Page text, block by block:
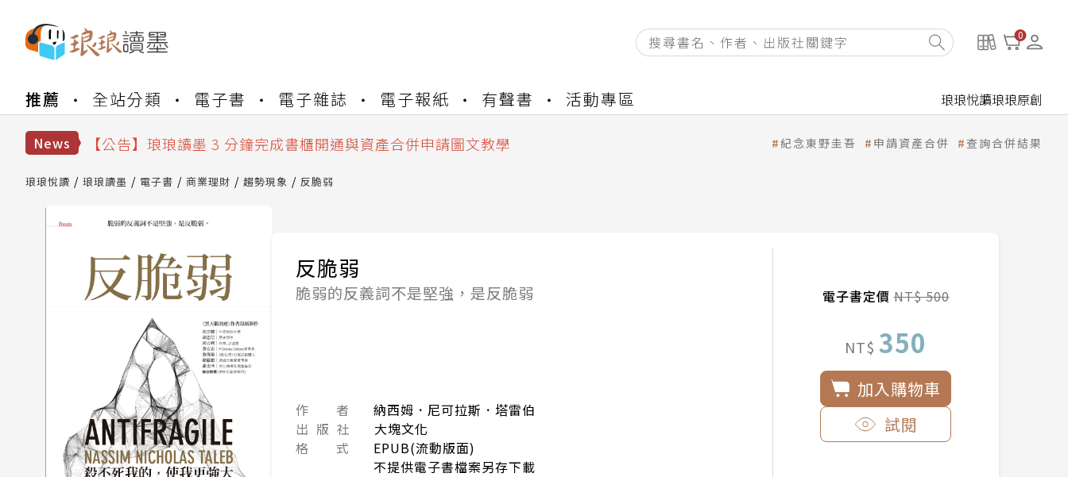
0
推薦 全站分類 電子書 電子雜誌 電子報紙 有聲書 活動專區 琅琅悅讀琅琅原創
News
【公告】琅琅讀墨數位閱讀資產合併與書櫃開通申請
【公告】琅琅讀墨 3 分鐘完成書櫃開通與資產合併申請圖文教學
【公告】琅琅讀墨數位閱讀資產合併與書櫃開通申請
紀念東野圭吾 申請資產合併 查詢合併結果
琅琅悅讀 琅琅讀墨 電子書 商業理財 趨勢現象 反脆弱
反脆弱
脆弱的反義詞不是堅強，是反脆弱
作 者
納西姆．尼可拉斯．塔雷伯
出 版 社
大塊文化
格 式
EPUB(流動版面)
不提供電子書檔案另存下載
電子書定價NT$ 500
NT$ 350
加入購物車
試閱